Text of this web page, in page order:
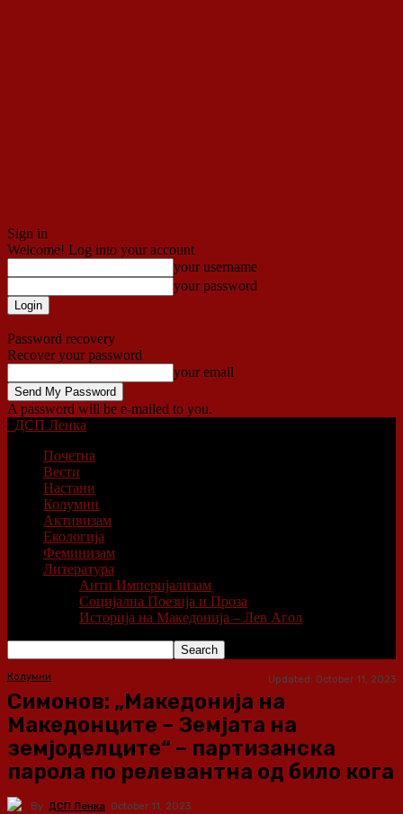
Sign in
Welcome! Log into your account
your username
your password
Password recovery
Recover your password
your email
A password will be e-mailed to you.
ДСП Ленка
Почетна
Вести
Настани
Колумни
Активизам
Екологија
Феминизам
Литература
Анти Империјализам
Социјална Поезија и Проза
Историја на Македонија – Лев Агол
Колумни Updated: October 11, 2023
Симонов: „Македонија на
Македонците – Земјата на
земјоделците“ – партизанска
парола по релевантна од било кога
By ДСП Ленка October 11, 2023